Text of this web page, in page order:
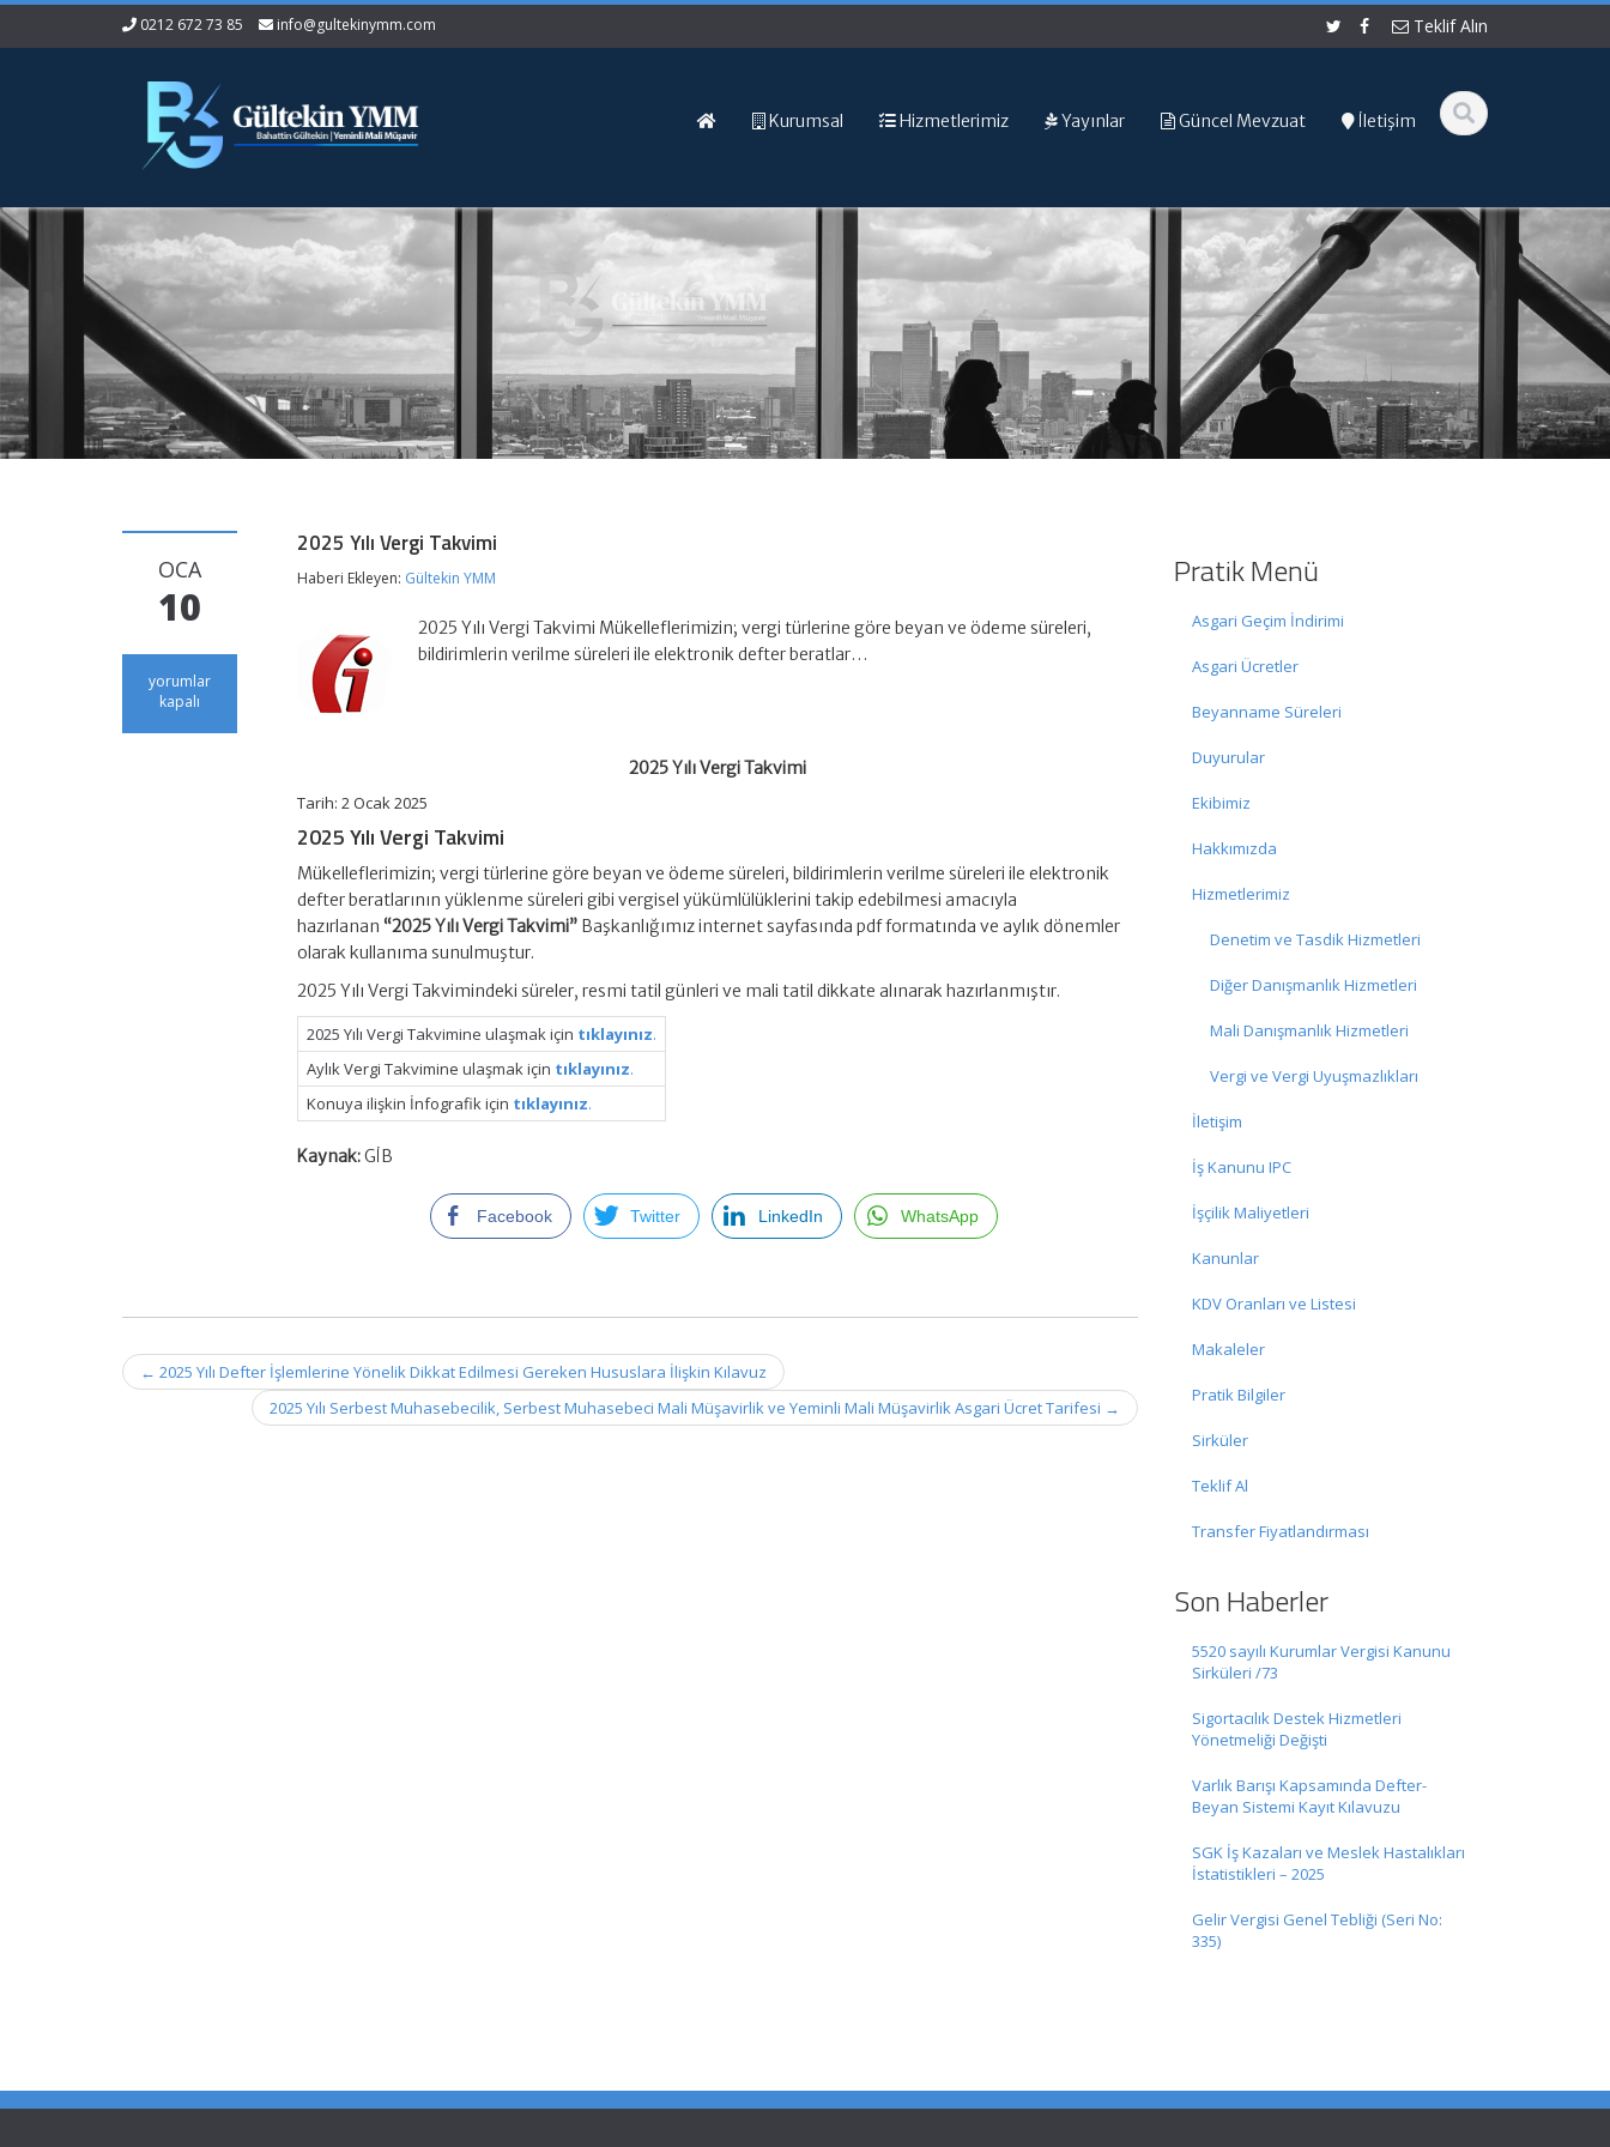
0212 672 73 85 info@gultekinymm.com Teklif Alın
Kurumsal Hizmetlerimiz Yayınlar Güncel Mevzuat İletişim
OCA
10
2025
Yılı
yorumlar
kapalı
2025 Yılı Vergi Takvimi
Haberi Ekleyen: Gültekin YMM
2025 Yılı Vergi Takvimi Mükelleflerimizin; vergi türlerine göre beyan ve ödeme süreleri,
bildirimlerin verilme süreleri ile elektronik defter beratlar…
2025 Yılı Vergi Takvimi
Tarih: 2 Ocak 2025
2025 Yılı Vergi Takvimi
Mükelleflerimizin; vergi türlerine göre beyan ve ödeme süreleri, bildirimlerin verilme süreleri ile elektronik
defter beratlarının yüklenme süreleri gibi vergisel yükümlülüklerini takip edebilmesi amacıyla
hazırlanan“2025 Yılı Vergi Takvimi” Başkanlığımız internet sayfasında pdf formatında ve aylık dönemler
olarak kullanıma sunulmuştur.
2025 Yılı Vergi Takvimindeki süreler, resmi tatil günleri ve mali tatil dikkate alınarak hazırlanmıştır.
2025 Yılı Vergi Takvimine ulaşmak için tıklayınız.
Aylık Vergi Takvimine ulaşmak için tıklayınız.
Konuya ilişkin İnfografik için tıklayınız.
Kaynak:GİB
Facebook Twitter LinkedIn WhatsApp
Post
navigation
← 2025 Yılı Defter İşlemlerine Yönelik Dikkat Edilmesi Gereken Hususlara İlişkin Kılavuz
2025 Yılı Serbest Muhasebecilik, Serbest Muhasebeci Mali Müşavirlik ve Yeminli Mali Müşavirlik Asgari Ücret Tarifesi →
Pratik Menü
Asgari Geçim İndirimi
Asgari Ücretler
Beyanname Süreleri
Duyurular
Ekibimiz
Hakkımızda
Hizmetlerimiz
Denetim ve Tasdik Hizmetleri
Diğer Danışmanlık Hizmetleri
Mali Danışmanlık Hizmetleri
Vergi ve Vergi Uyuşmazlıkları
İletişim
İş Kanunu IPC
İşçilik Maliyetleri
Kanunlar
KDV Oranları ve Listesi
Makaleler
Pratik Bilgiler
Sirküler
Teklif Al
Transfer Fiyatlandırması
Son Haberler
5520 sayılı Kurumlar Vergisi Kanunu
Sirküleri /73
Sigortacılık Destek Hizmetleri
Yönetmeliği Değişti
Varlık Barışı Kapsamında Defter-
Beyan Sistemi Kayıt Kılavuzu
SGK İş Kazaları ve Meslek Hastalıkları
İstatistikleri – 2025
Gelir Vergisi Genel Tebliği (Seri No:
335)